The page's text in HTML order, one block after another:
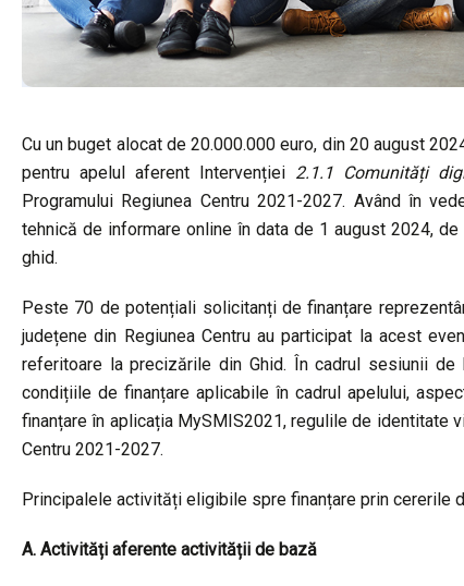
Cu un buget alocat de 20.000.000 euro, din 20 august
pentru apelul aferent Intervenției 2.1.1 Comunități
Programului Regiunea Centru 2021-2027. Având în
tehnică de informare online în data de 1 august 2024,
ghid.
Peste 70 de potențiali solicitanți de finanțare
județene din Regiunea Centru au participat la acest
referitoare la precizările din Ghid. În cadrul sesiunii
condițiile de finanțare aplicabile în cadrul apelului,
finanțare în aplicația MySMIS2021, regulile de identitate
Centru 2021-2027.
Principalele activități eligibile spre finanțare prin cererile
A. Activități aferente activității de bază